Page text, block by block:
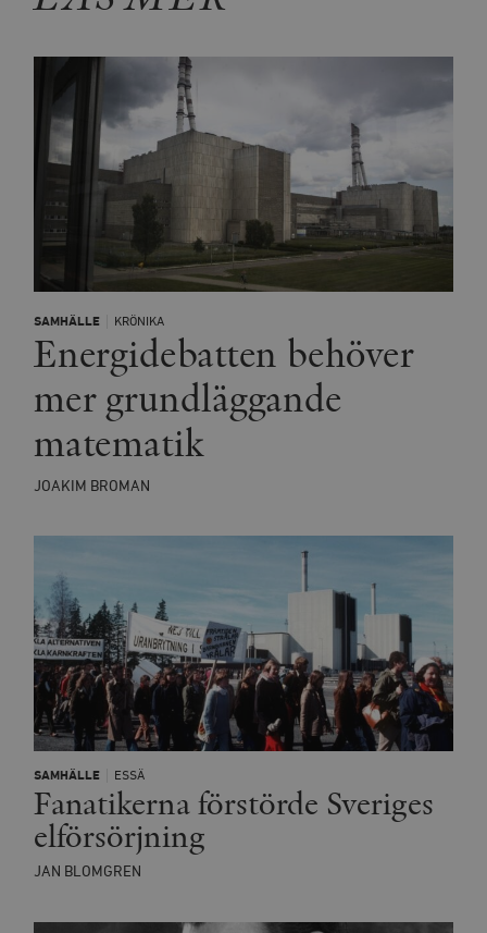
SAMHÄLLE KRÖNIKA
Energidebatten behöver
mer grundläggande
matematik
JOAKIM BROMAN
SAMHÄLLE ESSÄ
Fanatikerna förstörde Sveriges
elförsörjning
JAN BLOMGREN